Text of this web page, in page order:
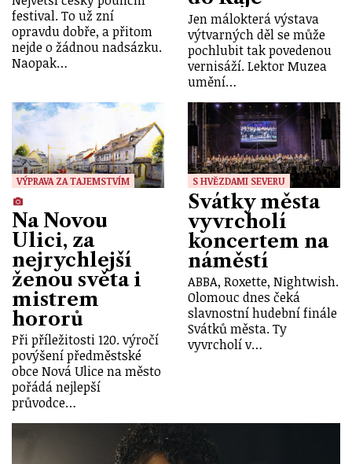
festival. To už zní
opravdu dobře, a přitom
nejde o žádnou nadsázku.
Naopak…
Jen málokterá výstava
výtvarných děl se může
pochlubit tak povedenou
vernisáží. Lektor Muzea
umění…
VÝPRAVA ZA TAJEMSTVÍM
Na Novou
Ulici, za
nejrychlejší
ženou světa i
mistrem
hororů
Při příležitosti 120. výročí
povýšení předměstské
obce Nová Ulice na město
pořádá nejlepší
průvodce…
S HVĚZDAMI SEVERU
Svátky města
vyvrcholí
koncertem na
náměstí
ABBA, Roxette, Nightwish.
Olomouc dnes čeká
slavnostní hudební finále
Svátků města. Ty
vyvrcholí v…